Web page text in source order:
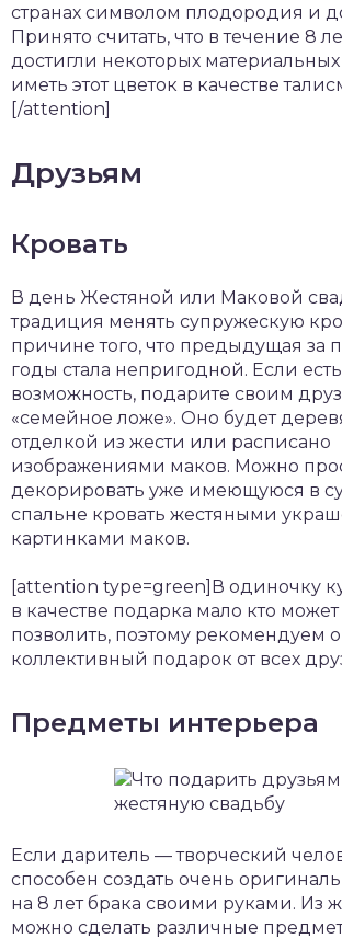
странах символом плодородия и
Принято считать, что в течение 8
достигли некоторых материальных
иметь этот цветок в качестве
[/attention]
Друзьям
Кровать
В день Жестяной или Маковой
традиция менять супружескую
причине того, что предыдущая
годы стала непригодной. Если есть
возможность, подарите своим
«семейное ложе». Оно будет
отделкой из жести или расписано
изображениями маков. Можно
декорировать уже имеющуюся в
спальне кровать жестяными
картинками маков.
[attention type=green]В одиночку
в качестве подарка мало кто может
позволить, поэтому рекомендуем
коллективный подарок от всех
Предметы интерьера
Если даритель — творческий
способен создать очень
на 8 лет брака своими руками. Из
можно сделать различные